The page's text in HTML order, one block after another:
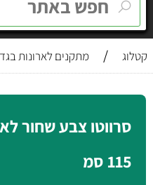
קטלוג / מתקנים לארונות
115 סמ